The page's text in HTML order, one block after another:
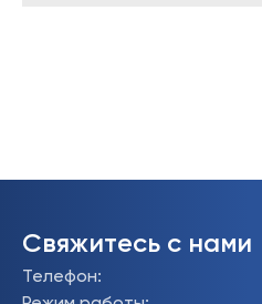
Свяжитесь с нами
Телефон: